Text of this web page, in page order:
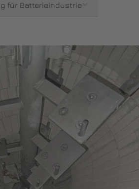
für Batterieindustrie